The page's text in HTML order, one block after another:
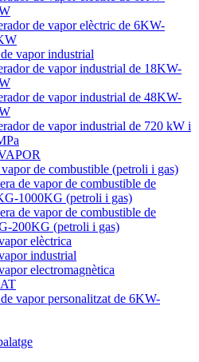
de vapor elèctric de 6KW-
vapor industrial
de vapor industrial de 18KW-
de vapor industrial de 48KW-
de vapor industrial de 720 kW i
de combustible (petroli i gas)
de vapor de combustible de
1000KG (petroli i gas)
de vapor de combustible de
200KG (petroli i gas)
elèctrica
industrial
electromagnètica
vapor personalitzat de 6KW-